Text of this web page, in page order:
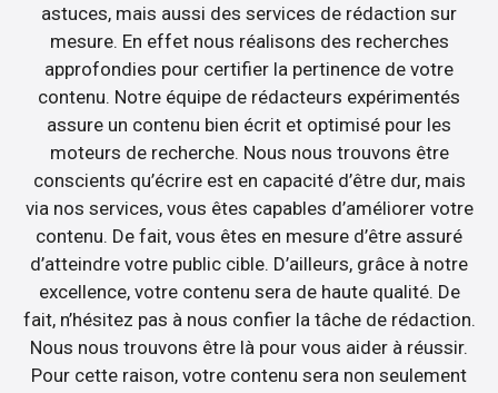
astuces, mais aussi des services de rédaction sur
mesure. En effet nous réalisons des recherches
approfondies pour certifier la pertinence de votre
contenu. Notre équipe de rédacteurs expérimentés
assure un contenu bien écrit et optimisé pour les
moteurs de recherche. Nous nous trouvons être
conscients qu’écrire est en capacité d’être dur, mais
via nos services, vous êtes capables d’améliorer votre
contenu. De fait, vous êtes en mesure d’être assuré
d’atteindre votre public cible. D’ailleurs, grâce à notre
excellence, votre contenu sera de haute qualité. De
fait, n’hésitez pas à nous confier la tâche de rédaction.
Nous nous trouvons être là pour vous aider à réussir.
Pour cette raison, votre contenu sera non seulement